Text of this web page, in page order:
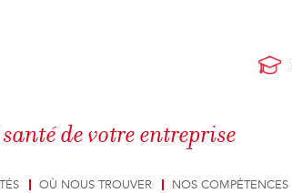
de votre entreprise
OÙ NOUS TROUVER NOS COMPÉTENCES